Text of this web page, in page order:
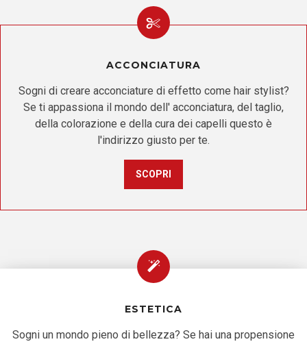
ACCONCIATURA
Sogni di creare acconciature di effetto come hair stylist?
Se ti appassiona il mondo dell' acconciatura, del taglio,
della colorazione e della cura dei capelli questo è
l'indirizzo giusto per te.
SCOPRI
ESTETICA
Sogni un mondo pieno di bellezza? Se hai una propensione